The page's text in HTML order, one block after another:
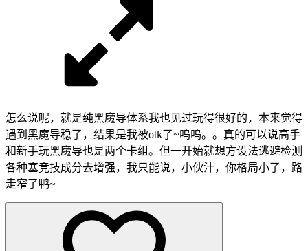
怎么说呢，就是纯黑魔导体系我也见过玩得很好的，本来觉得
遇到黑魔导稳了，结果是我被otk了~呜呜。。真的可以说高手
和新手玩黑魔导也是两个卡组。但一开始就想方设法逃避检测
各种塞竞技成分去增强，我只能说，小伙汁，你格局小了，路
走窄了鸭~